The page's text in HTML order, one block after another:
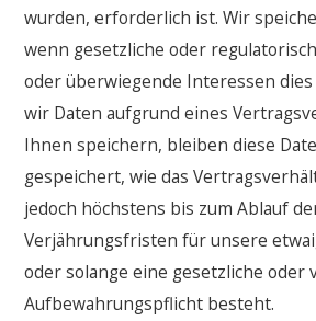
wurden, erforderlich ist. Wir
wenn gesetzliche oder
oder überwiegende Interessen
wir Daten aufgrund eines
Ihnen speichern, bleiben diese
gespeichert, wie das
jedoch höchstens bis zum Ablauf
Verjährungsfristen für unsere
oder solange eine gesetzliche oder
Aufbewahrungspflicht besteht.